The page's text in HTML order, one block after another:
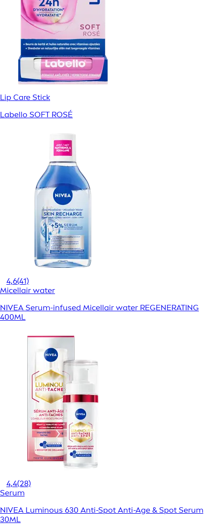
Lip Care Stick
Labello SOFT ROSÉ
4,6(41)
Micellair water
NIVEA Serum-infused Micellair water REGENERATING
400ML
4,4(28)
Serum
NIVEA Luminous 630 Anti-Spot Anti-Age & Spot Serum
30ML